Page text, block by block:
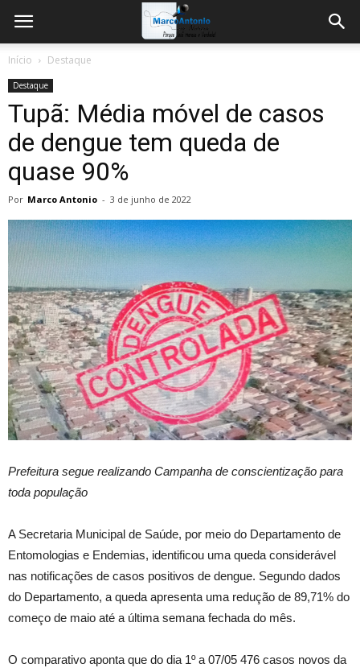
Início Destaque
Destaque
Tupã: Média móvel de casos
de dengue tem queda de
quase 90%
Por Marco Antonio - 3 de junho de 2022
Prefeitura segue realizando Campanha de conscientização para
toda população
A Secretaria Municipal de Saúde, por meio do Departamento de
Entomologias e Endemias, identificou uma queda considerável
nas notificações de casos positivos de dengue. Segundo dados
do Departamento, a queda apresenta uma redução de 89,71% do
começo de maio até a última semana fechada do mês.
O comparativo aponta que do dia 1º a 07/05 476 casos novos da